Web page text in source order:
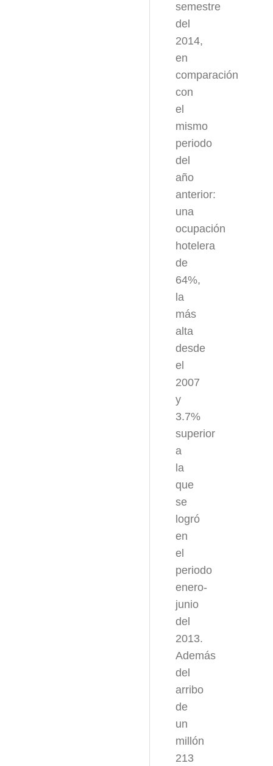
semestre
del
2014,
en
comparación
con
el
mismo
periodo
del
año
anterior:
una
ocupación
hotelera
de
64%,
la
más
alta
desde
el
2007
y
3.7%
superior
a
la
que
se
logró
en
el
periodo
enero-
junio
del
2013.
Además
del
arribo
de
un
millón
213